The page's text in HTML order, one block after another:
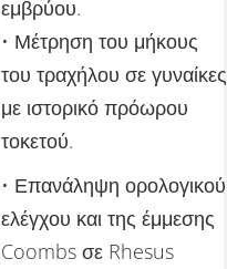
εμβρύου.
• Μέτρηση του μήκους
του τραχήλου σε γυναίκες
με ιστορικό πρόωρου
τοκετού.
• Επανάληψη ορολογικού
ελέγχου και της έμμεσης
Coombs σε Rhesus